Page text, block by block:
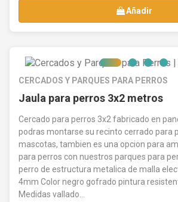
Añadir
CERCADOS Y PARQUES PARA PERROS
Jaula para perros 3x2 metros
Cercado para perros 3x2 fabricado en
podras montarse su recinto cerrado para
mascotas, tambien es una opcion para
para perros con nuestros parques para
perro de estructura metalica de malla
4mm Color negro gofrado pintura
Medidas vallado...